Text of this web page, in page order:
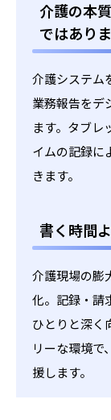
介護の本
ではありま
介護システム
業務報告をデ
ます。タブレ
イムの記録に
きます。
書く時間
介護現場の膨
化。記録・請
ひとりと深く
リーな環境で
援します。